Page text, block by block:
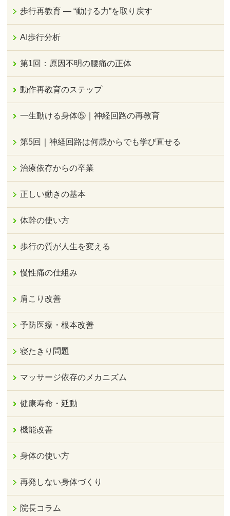
歩行再教育 ― “動ける力”を取り戻す
AI歩行分析
第1回：原因不明の腰痛の正体
動作再教育のステップ
一生動ける身体⑤｜神経回路の再教育
第5回｜神経回路は何歳からでも学び直せる
治療依存からの卒業
正しい動きの基本
体幹の使い方
歩行の質が人生を変える
慢性痛の仕組み
肩こり改善
予防医療・根本改善
寝たきり問題
マッサージ依存のメカニズム
健康寿命・延動
機能改善
身体の使い方
再発しない身体づくり
院長コラム